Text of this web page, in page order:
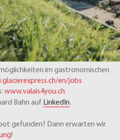
im gastronomischen
en/jobs
www.valais4you.ch
Bahn auf LinkedIn.
gefunden? Dann erwarten wir
!